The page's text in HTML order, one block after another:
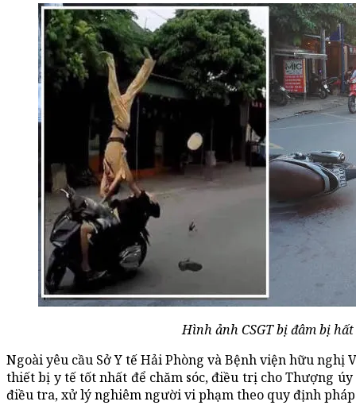
Hình ảnh CSGT bị đâm bị
Ngoài yêu cầu Sở Y tế Hải Phòng và Bệnh viện hữu
thiết bị y tế tốt nhất để chăm sóc, điều trị cho Thượng
điều tra, xử lý nghiêm người vi phạm theo quy định